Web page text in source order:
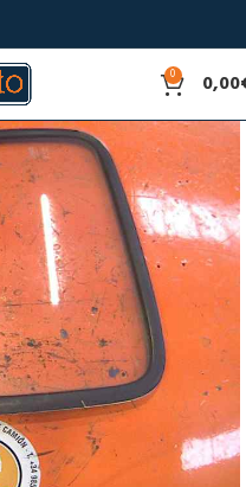
0 0,00